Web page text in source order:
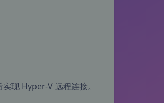
现 Hyper-V 远程连接。